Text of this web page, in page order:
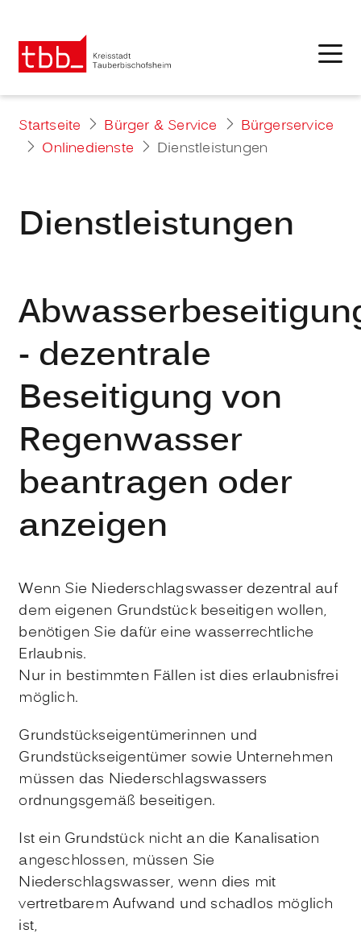
Startseite Bürger & Service
Bürgerservice
Onlinedienste
Dienstleistungen
Dienstleistungen
- dezentrale
Beseitigung von
Regenwasser
beantragen oder
anzeigen
Wenn Sie Niederschlagswasser dezentral auf
dem eigenen Grundstück beseitigen wollen,
benötigen Sie dafür eine wasserrechtliche
Erlaubnis.
Nur in bestimmten Fällen ist dies erlaubnisfrei
möglich.
Grundstückseigentümerinnen und
Grundstückseigentümer sowie Unternehmen
müssen das Niederschlagswassers
ordnungsgemäß beseitigen.
Ist ein Grundstück nicht an die Kanalisation
angeschlossen, müssen Sie
Niederschlagswasser, wenn dies mit
vertretbarem Aufwand und schadlos möglich
ist,